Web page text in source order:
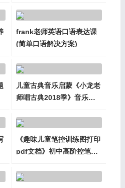
frank老师英语口语表达课
(简单口语解决方案)
儿童古典音乐启蒙《小龙老
师唱古典2018季》音乐启
《趣味儿童笔控训练图打印
pdf文档》初中高阶控笔能